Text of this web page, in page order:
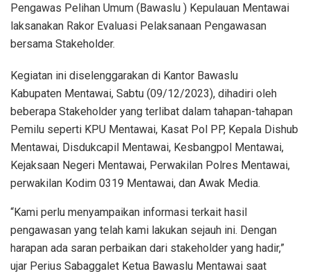
Pengawas Pelihan Umum (Bawaslu ) Kepulauan Mentawai
laksanakan Rakor Evaluasi Pelaksanaan Pengawasan
bersama Stakeholder.
Kegiatan ini diselenggarakan di Kantor Bawaslu
Kabupaten Mentawai, Sabtu (09/12/2023), dihadiri oleh
beberapa Stakeholder yang terlibat dalam tahapan-tahapan
Pemilu seperti KPU Mentawai, Kasat Pol PP, Kepala Dishub
Mentawai, Disdukcapil Mentawai, Kesbangpol Mentawai,
Kejaksaan Negeri Mentawai, Perwakilan Polres Mentawai,
perwakilan Kodim 0319 Mentawai, dan Awak Media.
“Kami perlu menyampaikan informasi terkait hasil
pengawasan yang telah kami lakukan sejauh ini. Dengan
harapan ada saran perbaikan dari stakeholder yang hadir,”
ujar Perius Sabaggalet Ketua Bawaslu Mentawai saat